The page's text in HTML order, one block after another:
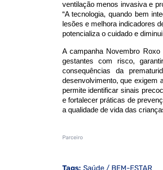
ventilação menos invasiva e
“A tecnologia, quando bem
lesões e melhora indicadores
potencializa o cuidado e
A campanha Novembro
gestantes com risco,
consequências da
desenvolvimento, que exigem
permite identificar sinais
e fortalecer práticas de
a qualidade de vida das
Parceiro
Tags: Saúde / BEM-ESTAR